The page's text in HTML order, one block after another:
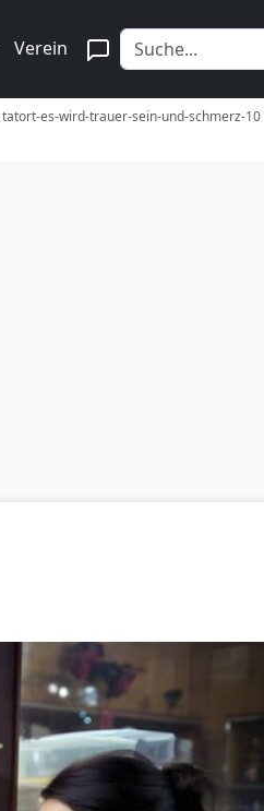
Verein
tatort-es-wird-trauer-sein-und-schmerz-10